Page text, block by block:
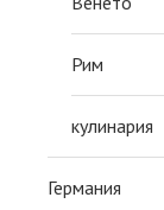
Рим
кулинария
Германия